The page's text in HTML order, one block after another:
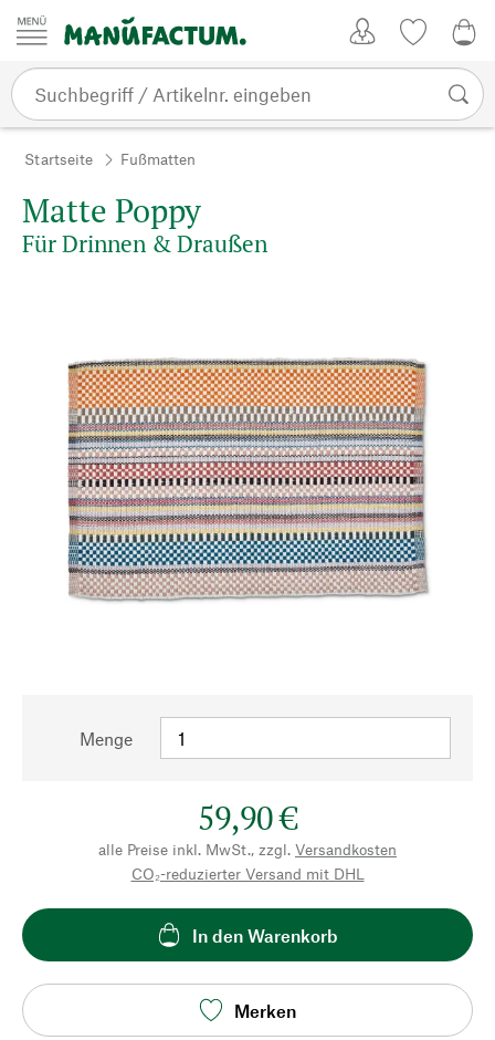
Zum Inhalt springen
Startseite Fußmatten
Matte Poppy
Für Drinnen & Draußen
Menge
59,90 €
alle Preise inkl. MwSt., zzgl. Versandkosten
CO₂-reduzierter Versand mit DHL
In den Warenkorb
Merken